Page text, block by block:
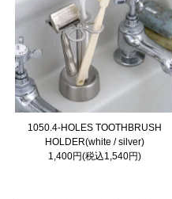
1050.4-HOLES TOOTHBRUSH
HOLDER(white / silver)
1,400円(税込1,540円)